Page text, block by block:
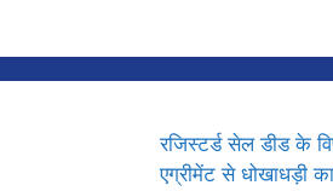
रजिस्टर्ड सेल डीड के
एग्रीमेंट से धोखाधड़ी